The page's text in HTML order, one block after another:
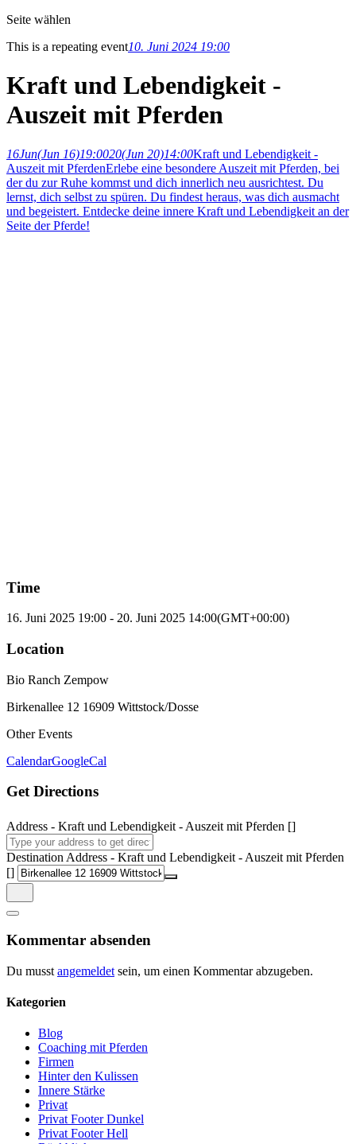
Seite wählen
This is a repeating event10. Juni 2024 19:00
Kraft und Lebendigkeit -
Auszeit mit Pferden
16Jun(Jun 16)19:0020(Jun 20)14:00Kraft und Lebendigkeit -
Auszeit mit PferdenErlebe eine besondere Auszeit mit Pferden, bei
der du zur Ruhe kommst und dich innerlich neu ausrichtest. Du
lernst, dich selbst zu spüren. Du findest heraus, was dich ausmacht
und begeistert. Entdecke deine innere Kraft und Lebendigkeit an der
Seite der Pferde!
Time
16. Juni 2025 19:00 - 20. Juni 2025 14:00(GMT+00:00)
Location
Bio Ranch Zempow
Birkenallee 12 16909 Wittstock/Dosse
Other Events
CalendarGoogleCal
Get Directions
Address - Kraft und Lebendigkeit - Auszeit mit Pferden []
Destination Address - Kraft und Lebendigkeit - Auszeit mit Pferden
[]
Kommentar absenden
Du musst angemeldet sein, um einen Kommentar abzugeben.
Kategorien
Blog
Coaching mit Pferden
Firmen
Hinter den Kulissen
Innere Stärke
Privat
Privat Footer Dunkel
Privat Footer Hell